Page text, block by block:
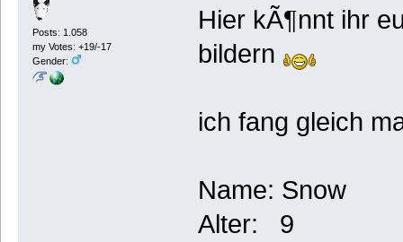
Posts: 1.058
my Votes: +19/-17
Gender:
Hier kÃ¶nnt ihr
bildern
ich fang gleich
Name: Snow
Alter: 9